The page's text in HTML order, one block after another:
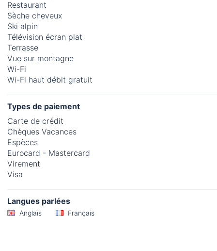
Restaurant
Sèche cheveux
Ski alpin
Télévision écran plat
Terrasse
Vue sur montagne
Wi-Fi
Wi-Fi haut débit gratuit
Types de paiement
Carte de crédit
Chèques Vacances
Espèces
Eurocard - Mastercard
Virement
Visa
Langues parlées
Anglais Français